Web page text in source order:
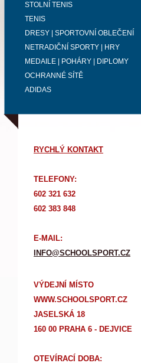
STOLNÍ TENIS
TENIS
DRESY | SPORTOVNÍ OBLEČENÍ
NETRADIČNÍ SPORTY | HRY
MEDAILE | POHÁRY | DIPLOMY
OCHRANNÉ SÍTĚ
ADIDAS
RYCHLÝ KONTAKT
TELEFONY:
602 321 632
602 383 848
E-MAIL:
INFO@SCHOOLSPORT.CZ
VÝDEJNÍ MÍSTO
WWW.SCHOOLSPORT.CZ
JASELSKÁ 18
160 00 PRAHA 6 - DEJVICE
OTEVÍRACÍ DOBA: